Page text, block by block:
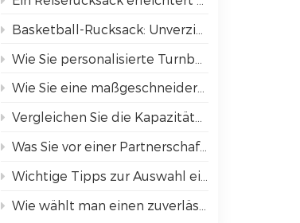
Basketball-Rucksack: Unverzichtbare Utensilien für entspannte Spieltage
Wie Sie personalisierte Turnbeutel bei Ihrer nächsten Veranstaltung hervorheben können
Wie Sie eine maßgeschneiderte Kühltasche auswählen, die Ihren Bedürfnissen entspricht
Vergleichen Sie die Kapazitäten der bestbewerteten Sportrucksäcke.
Was Sie vor einer Partnerschaft mit einem OEM-Taschenhersteller wissen sollten
Wichtige Tipps zur Auswahl einer Umhängetasche für Arbeit und Reisen
Wie wählt man einen zuverlässigen Taschenhersteller für sein Unternehmen aus?